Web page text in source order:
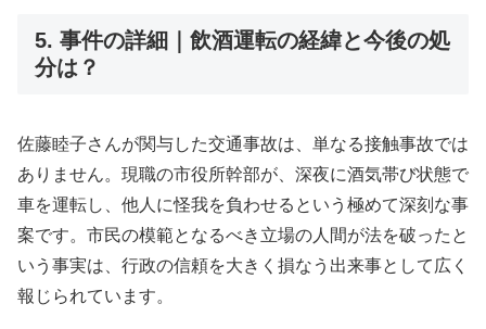
5. 事件の詳細｜飲酒運転の経緯と今後の処
分は？
佐藤睦子さんが関与した交通事故は、単なる接触事故では
ありません。現職の市役所幹部が、深夜に酒気帯び状態で
車を運転し、他人に怪我を負わせるという極めて深刻な事
案です。市民の模範となるべき立場の人間が法を破ったと
いう事実は、行政の信頼を大きく損なう出来事として広く
報じられています。